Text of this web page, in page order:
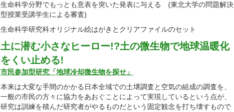
生命科学分野でもっとも意表を突いた発表に与える (東北大学の問題解決
型授業受講学生による審査)
生命科学研究科オリジナル絵はがきとクリアファイルのセット
土に潜む小さなヒーロー!?土の微生物で地球温暖化
をくい止める!
市民参加型研究「地球冷却微生物を探せ」
本来は大変な手間のかかる日本全域での土壌調査と空気の組成の調査を、
一般の市民の方々に協力をあおぐことによって実現しているという点が、
研究は訓練を積んだ研究者がやるものだという固定観念を打ち壊すもので